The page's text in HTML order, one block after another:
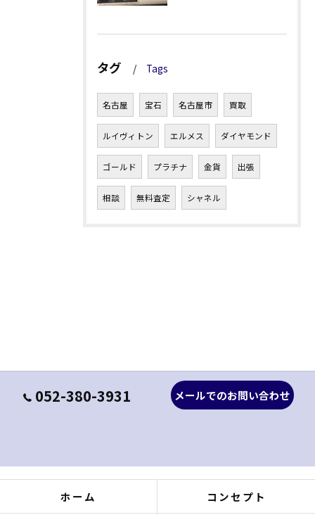
タグ Tags
名古屋 宝石 名古屋市 買取
ルイヴィトン エルメス ダイヤモンド
ゴールド プラチナ 金貨 出張
相談 無料査定 シャネル
052-380-3931 メールでのお問い合わせ
ホーム コンセプト